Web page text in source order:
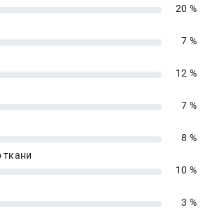
20 %
7 %
12 %
7 %
8 %
ткани
10 %
3 %